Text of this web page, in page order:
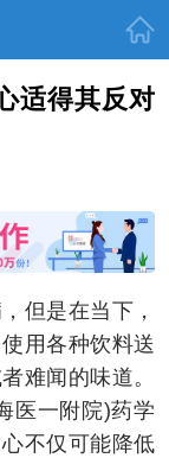
适得其反对
但是在当下，
用各种饮料送
难闻的味道。
医一附院)药学
不仅可能降低